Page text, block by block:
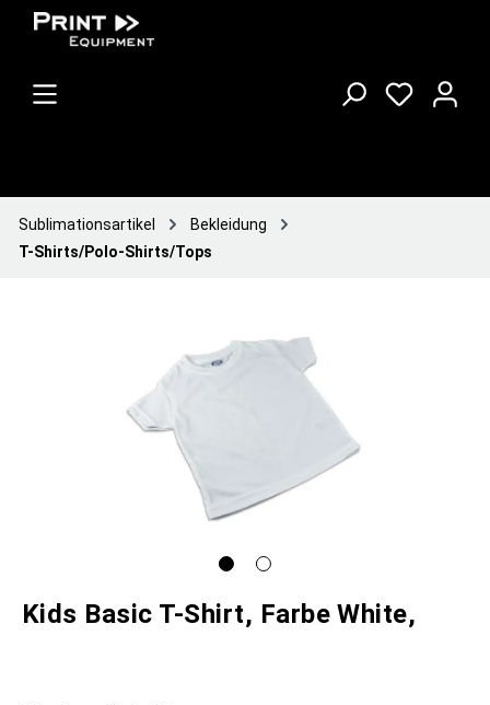
Sublimationsartikel
Bekleidung
T-Shirts/Polo-Shirts/Tops
Kids Basic T-Shirt, Farbe White,